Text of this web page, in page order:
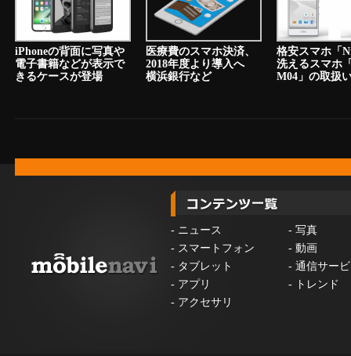
iPhoneの背面に写真や
電子書籍などが表示で
きるケースが登場
医療費のスマホ決済、
2018年度より導入へ
横浜銀行など
格安スマホ
洗えるスマホ
M04」の取扱
- ニュース - 写真
- スマートフォン - 動画
- タブレット - 通信サー
- アプリ -
トレンド
- アクセサリ